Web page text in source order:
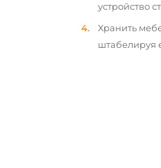
устройство
Хранить
штабелируя